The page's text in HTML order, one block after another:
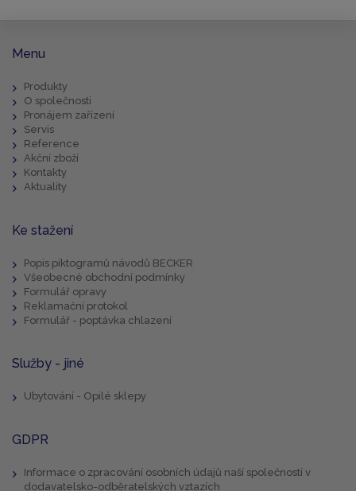
Menu
Produkty
O společnosti
Pronájem zařízení
Servis
Reference
Akční zboží
Kontakty
Aktuality
Ke stažení
Popis piktogramů návodů BECKER
Všeobecné obchodní podmínky
Formulář opravy
Reklamační protokol
Formulář - poptávka chlazení
Služby - jiné
Ubytování - Opilé sklepy
GDPR
Informace o zpracování osobních údajů naší společností v
dodavatelsko-odběratelských vztazích